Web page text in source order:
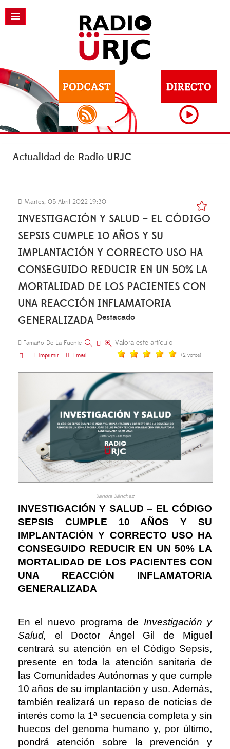
Actualidad de Radio URJC
Martes, 05 Abril 2022 19:30
INVESTIGACIÓN Y SALUD – EL CÓDIGO
SEPSIS CUMPLE 10 AÑOS Y SU
IMPLANTACIÓN Y CORRECTO USO HA
CONSEGUIDO REDUCIR EN UN 50% LA
MORTALIDAD DE LOS PACIENTES CON
UNA REACCIÓN INFLAMATORIA
GENERALIZADA Destacado
Tamaño De La Fuente
Imprimir
Email
Valora este artículo
(2 votos)
Sandra Sánchez
INVESTIGACIÓN Y SALUD – EL CÓDIGO
SEPSIS CUMPLE 10 AÑOS Y SU
IMPLANTACIÓN Y CORRECTO USO HA
CONSEGUIDO REDUCIR EN UN 50% LA
MORTALIDAD DE LOS PACIENTES CON
UNA REACCIÓN INFLAMATORIA
GENERALIZADA
En el nuevo programa de Investigación y
Salud, el Doctor Ángel Gil de Miguel
centrará su atención en el Código Sepsis,
presente en toda la atención sanitaria de
las Comunidades Autónomas y que cumple
10 años de su implantación y uso. Además,
también realizará un repaso de noticias de
interés como la 1ª secuencia completa y sin
huecos del genoma humano y, por último,
pondrá atención sobre la prevención y